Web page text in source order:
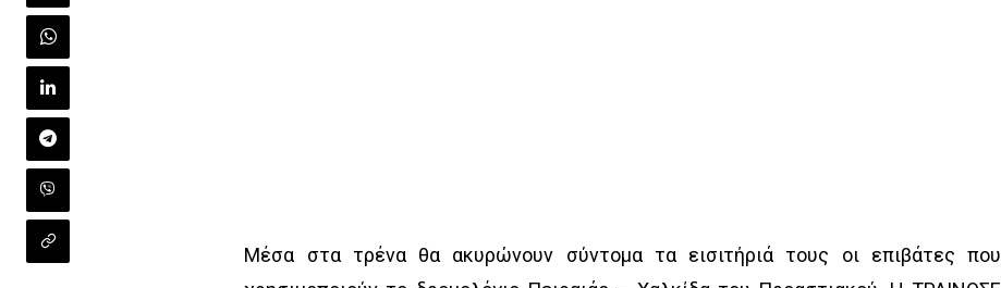
Μέσα στα τρένα θα ακυρώνουν σύντομα τα εισιτήριά τους οι επιβάτες που